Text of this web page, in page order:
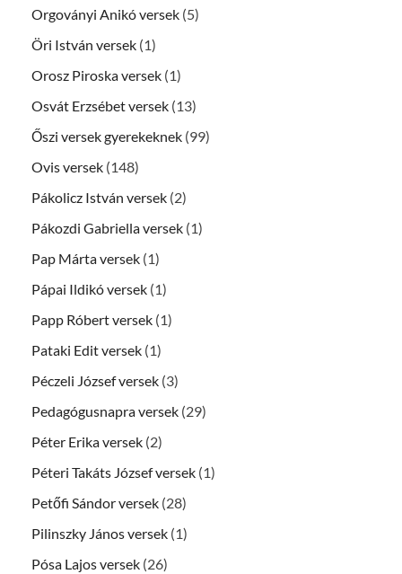
Orgoványi Anikó versek (5)
Öri István versek (1)
Orosz Piroska versek (1)
Osvát Erzsébet versek (13)
Őszi versek gyerekeknek (99)
Ovis versek (148)
Pákolicz István versek (2)
Pákozdi Gabriella versek (1)
Pap Márta versek (1)
Pápai Ildikó versek (1)
Papp Róbert versek (1)
Pataki Edit versek (1)
Péczeli József versek (3)
Pedagógusnapra versek (29)
Péter Erika versek (2)
Péteri Takáts József versek (1)
Petőfi Sándor versek (28)
Pilinszky János versek (1)
Pósa Lajos versek (26)